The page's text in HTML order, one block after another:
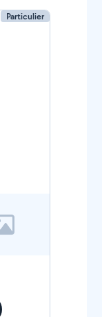
Particulier